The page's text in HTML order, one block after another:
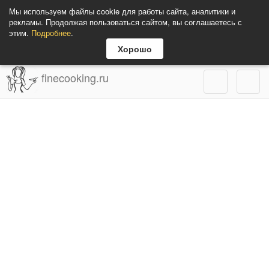
Мы используем файлы cookie для работы сайта, аналитики и
рекламы. Продолжая пользоваться сайтом, вы соглашаетесь с
этим. Подробнее.
Хорошо
finecooking.ru